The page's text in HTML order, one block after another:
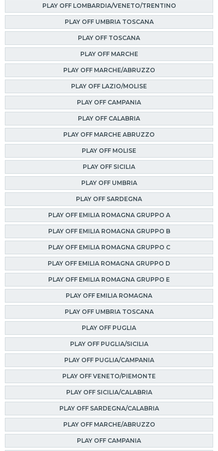
PLAY OFF LOMBARDIA/VENETO/TRENTINO
PLAY OFF UMBRIA TOSCANA
PLAY OFF TOSCANA
PLAY OFF MARCHE
PLAY OFF MARCHE/ABRUZZO
PLAY OFF LAZIO/MOLISE
PLAY OFF CAMPANIA
PLAY OFF CALABRIA
PLAY OFF MARCHE ABRUZZO
PLAY OFF MOLISE
PLAY OFF SICILIA
PLAY OFF UMBRIA
PLAY OFF SARDEGNA
PLAY OFF EMILIA ROMAGNA GRUPPO A
PLAY OFF EMILIA ROMAGNA GRUPPO B
PLAY OFF EMILIA ROMAGNA GRUPPO C
PLAY OFF EMILIA ROMAGNA GRUPPO D
PLAY OFF EMILIA ROMAGNA GRUPPO E
PLAY OFF EMILIA ROMAGNA
PLAY OFF UMBRIA TOSCANA
PLAY OFF PUGLIA
PLAY OFF PUGLIA/SICILIA
PLAY OFF PUGLIA/CAMPANIA
PLAY OFF VENETO/PIEMONTE
PLAY OFF SICILIA/CALABRIA
PLAY OFF SARDEGNA/CALABRIA
PLAY OFF MARCHE/ABRUZZO
PLAY OFF CAMPANIA